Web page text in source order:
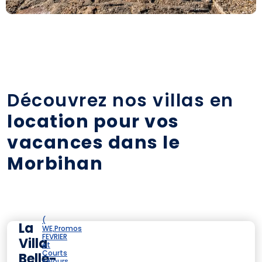
Découvrez nos villas en
location pour vos
vacances dans le
Morbihan
La
Villa
(
WE,Promos
FEVRIER
et
Courts